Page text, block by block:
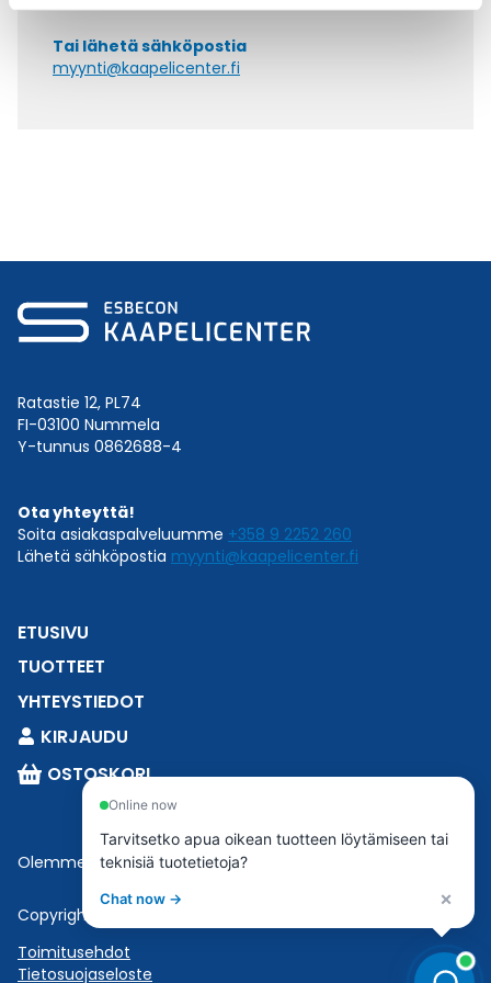
Tai lähetä sähköpostia
myynti@kaapelicenter.fi
Ratastie 12, PL74
FI-03100 Nummela
Y-tunnus 0862688-4
Ota yhteyttä!
Soita asiakaspalveluumme +358 9 2252 260
Lähetä sähköpostia myynti@kaapelicenter.fi
ETUSIVU
TUOTTEET
YHTEYSTIEDOT
KIRJAUDU
OSTOSKORI
Olemme osaEsbeconia.
Copyright © 2023 Esbecon | All Rights Reserved
Toimitusehdot
Tietosuojaseloste
Online now
Tarvitsetko apua oikean tuotteen löytämiseen tai
teknisiä tuotetietoja?
Chat now → ×